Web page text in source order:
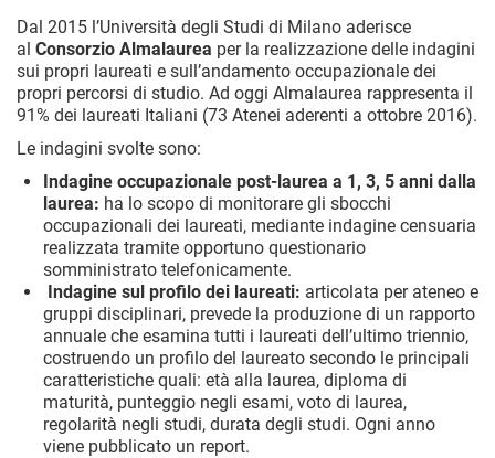
Dal 2015 l’Università degli Studi di Milano aderisce
al Consorzio Almalaurea per la realizzazione delle indagini
sui propri laureati e sull’andamento occupazionale dei
propri percorsi di studio. Ad oggi Almalaurea rappresenta il
91% dei laureati Italiani (73 Atenei aderenti a ottobre 2016).
Le indagini svolte sono:
Indagine occupazionale post-laurea a 1, 3, 5 anni dalla
laurea: ha lo scopo di monitorare gli sbocchi
occupazionali dei laureati, mediante indagine censuaria
realizzata tramite opportuno questionario
somministrato telefonicamente.
Indagine sul profilo dei laureati: articolata per ateneo e
gruppi disciplinari, prevede la produzione di un rapporto
annuale che esamina tutti i laureati dell’ultimo triennio,
costruendo un profilo del laureato secondo le principali
caratteristiche quali: età alla laurea, diploma di
maturità, punteggio negli esami, voto di laurea,
regolarità negli studi, durata degli studi. Ogni anno
viene pubblicato un report.